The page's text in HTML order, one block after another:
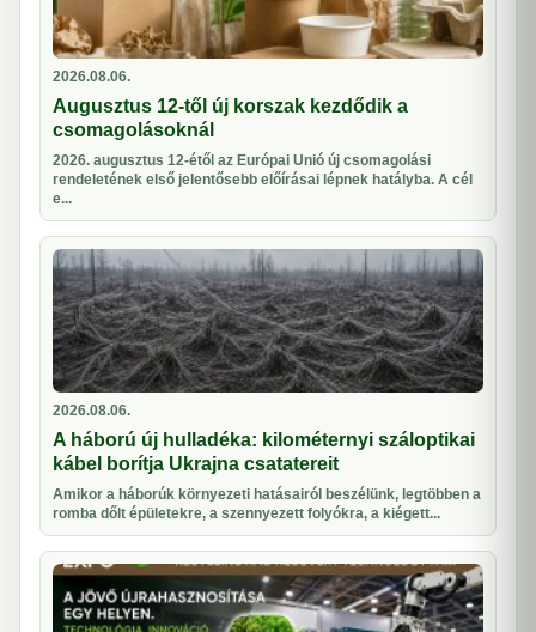
2026.08.06.
Augusztus 12-től új korszak kezdődik a
csomagolásoknál
2026. augusztus 12-étől az Európai Unió új csomagolási
rendeletének első jelentősebb előírásai lépnek hatályba. A cél
e...
2026.08.06.
A háború új hulladéka: kilométernyi száloptikai
kábel borítja Ukrajna csatatereit
Amikor a háborúk környezeti hatásairól beszélünk, legtöbben a
romba dőlt épületekre, a szennyezett folyókra, a kiégett...